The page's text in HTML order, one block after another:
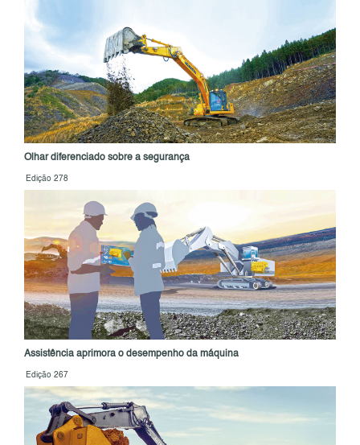
Olhar diferenciado sobre a segurança
Edição 278
Assistência aprimora o desempenho da máquina
Edição 267